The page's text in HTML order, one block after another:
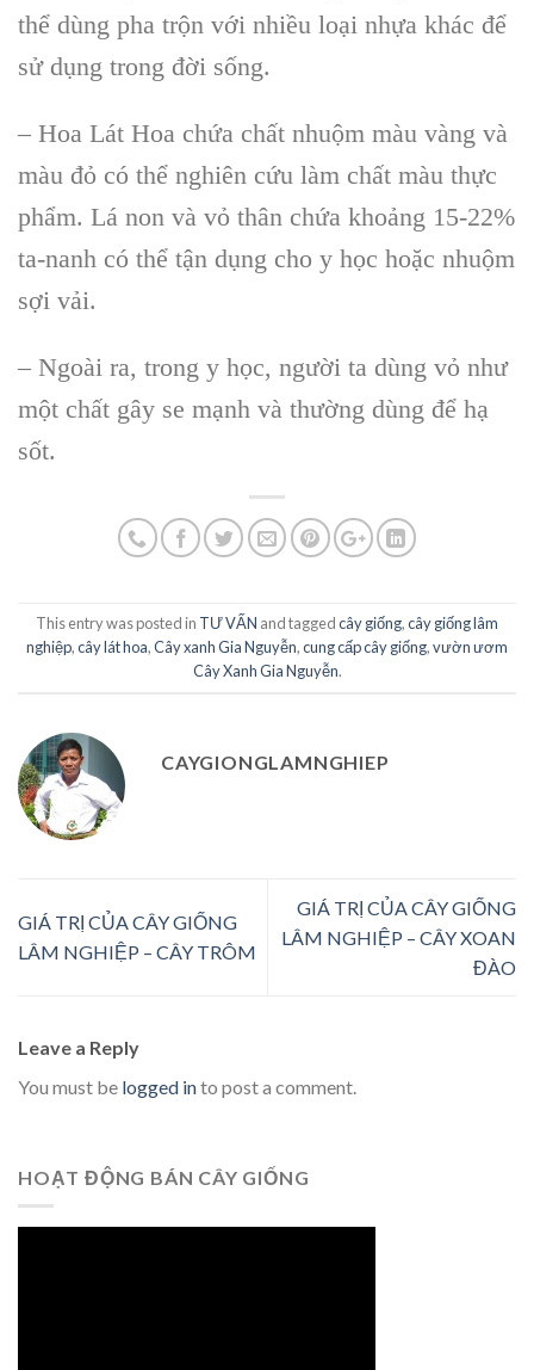
thể dùng pha trộn với nhiều loại nhựa khác để
sử dụng trong đời sống.
– Hoa Lát Hoa chứa chất nhuộm màu vàng và
màu đỏ có thể nghiên cứu làm chất màu thực
phẩm. Lá non và vỏ thân chứa khoảng 15-22%
ta-nanh có thể tận dụng cho y học hoặc nhuộm
sợi vải.
– Ngoài ra, trong y học, người ta dùng vỏ như
một chất gây se mạnh và thường dùng để hạ
sốt.
This entry was posted in TƯ VẤN and taggedcây giống,cây giống lâm
nghiệp,cây lát hoa,Cây xanh Gia Nguyễn,cung cấp cây giống,vườn ươm
Cây Xanh Gia Nguyễn.
CAYGIONGLAMNGHIEP
GIÁ TRỊ CỦA CÂY GIỐNG
LÂM NGHIỆP – CÂY TRÔM
GIÁ TRỊ CỦA CÂY GIỐNG
LÂM NGHIỆP – CÂY XOAN
ĐÀO
Leave a Reply
You must be logged into post a comment.
HOẠT ĐỘNG BÁN CÂY GIỐNG